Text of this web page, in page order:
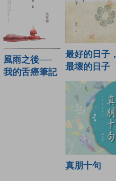
風雨之後──
我的舌癌筆記
最好的日子，
最壞的日子
真朋十句